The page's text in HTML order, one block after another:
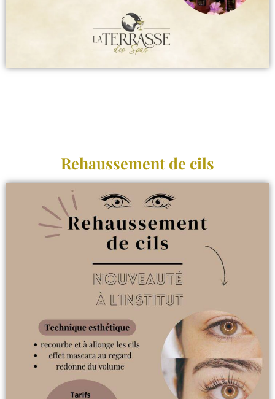
Rehaussement de cils